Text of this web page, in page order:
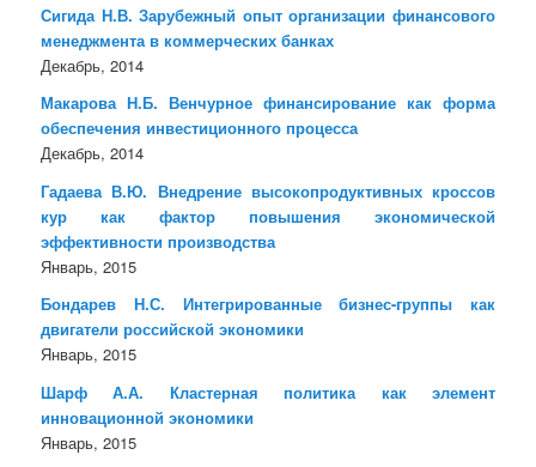
Сигида Н.В. Зарубежный опыт организации финансового
менеджмента в коммерческих банках
Декабрь, 2014
Макарова Н.Б. Венчурное финансирование как форма
обеспечения инвестиционного процесса
Декабрь, 2014
Гадаева В.Ю. Внедрение высокопродуктивных кроссов
кур как фактор повышения экономической
эффективности производства
Январь, 2015
Бондарев Н.С. Интегрированные бизнес-группы как
двигатели российской экономики
Январь, 2015
Шарф А.А. Кластерная политика как элемент
инновационной экономики
Январь, 2015